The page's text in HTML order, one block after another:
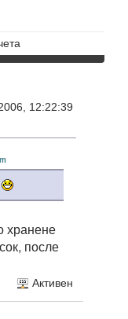
12:22:39
хранене
после
Активен